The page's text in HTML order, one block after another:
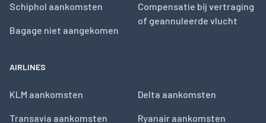
Schiphol aankomsten
Bagage niet aangekomen
Compensatie bij vertraging
of geannuleerde vlucht
AIRLINES
KLM aankomsten
Transavia aankomsten
Delta aankomsten
Ryanair aankomsten